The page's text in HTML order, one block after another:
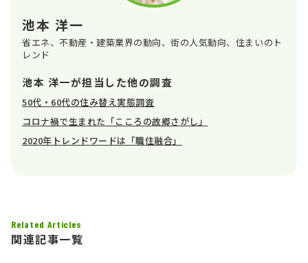
池本 洋一
省エネ、不動産・建築業界の動向、街の人気動向、住まいのト
レンド
池本 洋一が担当した他の調査
50代・60代の住み替え実態調査
コロナ禍で生まれた「こころの故郷さがし」
2020年トレンドワードは「職住融合」
Related Articles
関連記事一覧